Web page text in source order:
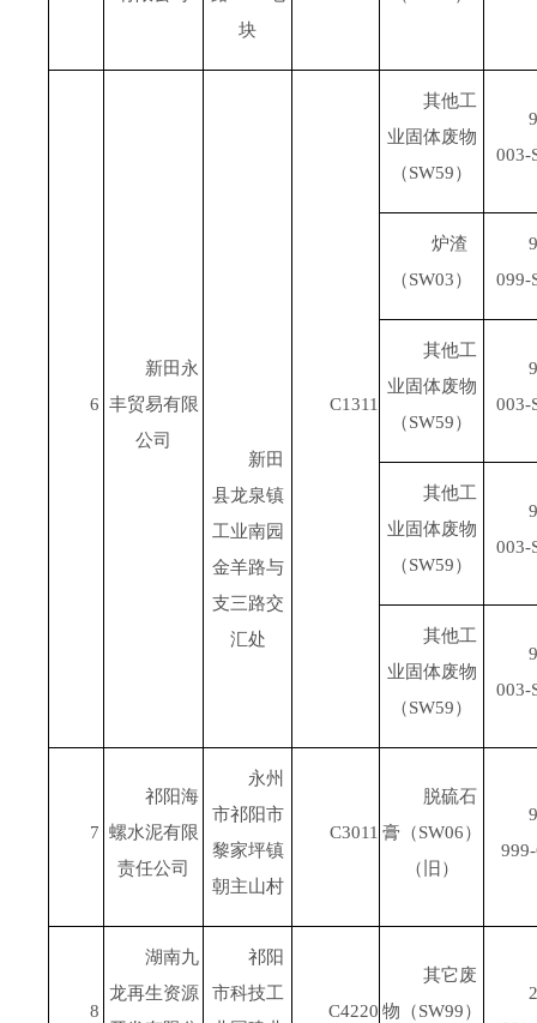
块
6
新田永
丰贸易有限
公司
新田
县龙泉镇
工业南园
金羊路与
支三路交
汇处
C1311
其他工
业固体废物
（SW59）
003-
炉渣
（SW03）
099-
其他工
业固体废物
（SW59）
003-
其他工
业固体废物
（SW59）
003-
其他工
业固体废物
（SW59）
003-
7
祁阳海
螺水泥有限
责任公司
永州
市祁阳市
黎家坪镇
朝主山村
C3011
脱硫石
膏（SW06）
（旧）
8
湖南九
龙再生资源
祁阳
市科技工
C4220
其它废
物（SW99）